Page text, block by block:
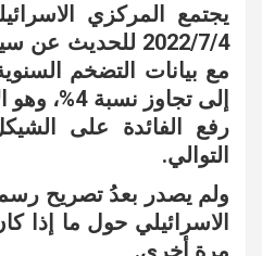
يجتمع المركزي
2022/7/4 للحديث
مع بيانات التضخم
إلى تجاوز
رفع الفائدة على
التوالي.
ولم يصدر بعدُ تصريح
الاسرائيلي حول ما إذا